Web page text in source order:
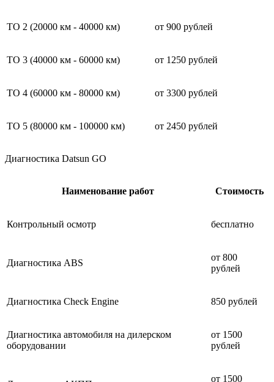
ТО 2 (20000 км - 40000 км) от 900 рублей
ТО 3 (40000 км - 60000 км) от 1250 рублей
ТО 4 (60000 км - 80000 км) от 3300 рублей
ТО 5 (80000 км - 100000 км) от 2450 рублей
Диагностика Datsun GO
Наименование работ Стоимость
Контрольный осмотр бесплатно
Диагностика ABS
от 800
рублей
Диагностика Check Engine 850 рублей
Диагностика автомобиля на дилерском
оборудовании
от 1500
рублей
от 1500